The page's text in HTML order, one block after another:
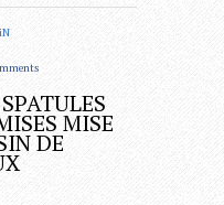
MISE
DE